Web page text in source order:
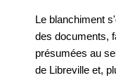
Le blanchiment
des documents,
présumées au
de Libreville et,